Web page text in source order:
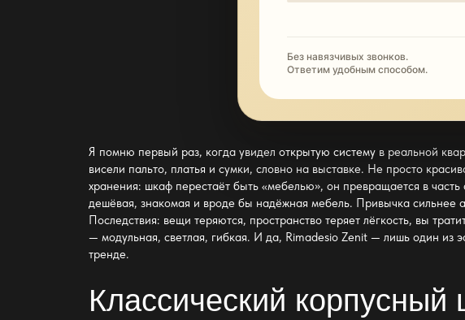
Без навязчивых звонков.
Ответим удобным способом.
Я помню первый раз, когда увиделоткрытую систему в реальной
висели пальто, платья и сумки, словно на выставке. Не просто
хранения: шкаф перестаёт быть «мебелью», он превращается в
дешёвая, знакомая и вроде бы надёжная мебель. Привычка сильнее
Последствия: вещи теряются, пространство теряет лёгкость, вы
— модульная, светлая, гибкая. И да, Rimadesio Zenit — лишь один из
тренде.
Классический